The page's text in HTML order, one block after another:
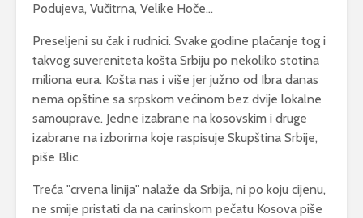
Podujeva, Vučitrna, Velike Hoče…
Preseljeni su čak i rudnici. Svake godine plaćanje tog i
takvog suvereniteta košta Srbiju po nekoliko stotina
miliona eura. Košta nas i više jer južno od Ibra danas
nema opštine sa srpskom većinom bez dvije lokalne
samouprave. Jedne izabrane na kosovskim i druge
izabrane na izborima koje raspisuje Skupština Srbije,
piše Blic.
Treća "crvena linija" nalaže da Srbija, ni po koju cijenu,
ne smije pristati da na carinskom pečatu Kosova piše